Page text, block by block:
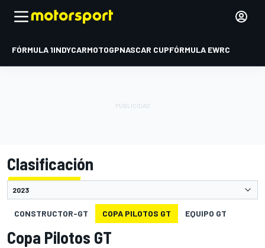
FÓRMULA 1INDYCARMOTOGPNASCAR CUPFÓRMULA EWRC
Clasificación
CONSTRUCTOR-GT COPA PILOTOS GT EQUIPO GT
Copa Pilotos GT